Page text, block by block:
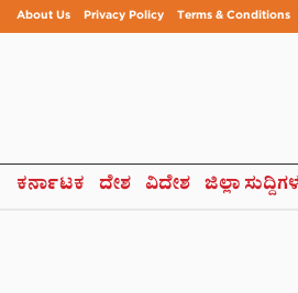
About Us Privacy Policy Terms & Conditions
ಕರ್ನಾಟಕ ದೇಶ ವಿದೇಶ ಜಿಲ್ಲಾ